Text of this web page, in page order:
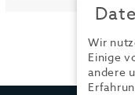
Wir
Einige
andere